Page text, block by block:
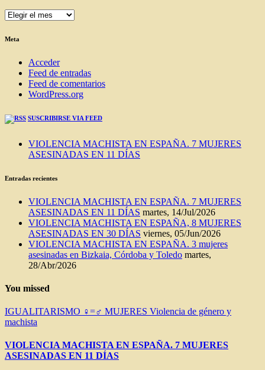
ENTRADAS
BLOG
Meta
Acceder
Feed de entradas
Feed de comentarios
WordPress.org
SUSCRIBIRSE VIA FEED
VIOLENCIA MACHISTA EN ESPAÑA. 7 MUJERES
ASESINADAS EN 11 DÍAS
Entradas recientes
VIOLENCIA MACHISTA EN ESPAÑA. 7 MUJERES
ASESINADAS EN 11 DÍAS martes, 14/Jul/2026
VIOLENCIA MACHISTA EN ESPAÑA, 8 MUJERES
ASESINADAS EN 30 DÍAS viernes, 05/Jun/2026
VIOLENCIA MACHISTA EN ESPAÑA. 3 mujeres
asesinadas en Bizkaia, Córdoba y Toledo martes,
28/Abr/2026
You missed
IGUALITARISMO ♀=♂ MUJERES Violencia de género y
machista
VIOLENCIA MACHISTA EN ESPAÑA. 7 MUJERES
ASESINADAS EN 11 DÍAS